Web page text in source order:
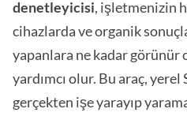
denetleyicisi, işletmenizin
cihazlarda ve organik
yapanlara ne kadar görünür
yardımcı olur. Bu araç,
gerçekten işe yarayıp